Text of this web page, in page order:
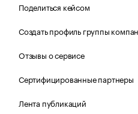
Поделиться кейсом
Создать профиль группы
Отзывы о сервисе
Сертифицированные партнеры
Лента публикаций